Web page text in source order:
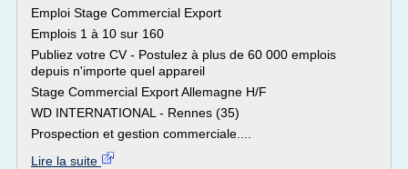
Emploi Stage Commercial Export
Emplois 1 à 10 sur 160
Publiez votre CV - Postulez à plus de 60 000 emplois
depuis n'importe quel appareil
Stage Commercial Export Allemagne H/F
WD INTERNATIONAL - Rennes (35)
Prospection et gestion commerciale....
Lire la suite